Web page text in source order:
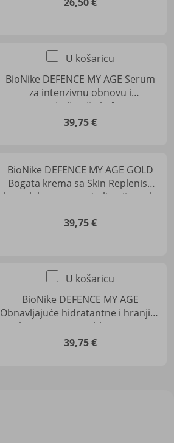
BioNike DEFENCE MY AGE Serum
za intenzivnu obnovu i
revitalizaciju kože
39,75 €
U košaricu
BioNike DEFENCE MY AGE GOLD
Bogata krema sa Skin Replenish
kompleksom za revitalizaciju zrele
39,75 €
BioNike DEFENCE MY AGE
Obnavljajuće hidratantne i hranjive
kreme za njegu, blistavost i
elastičnost kože; MY AGE dnevna
39,75 €
U košaricu